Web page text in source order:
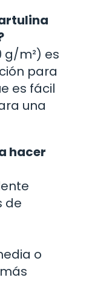
g/m²) es
para
es fácil
una
hacer
de
o